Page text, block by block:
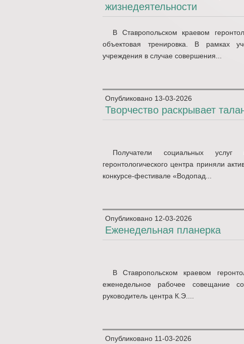
жизнедеятельности
В Ставропольском краевом
объектовая тренировка. В рамках
учреждения в случае совершения...
Опубликовано 13-03-2026
Творчество раскрывает
Получатели социальных услуг
геронтологического центра приняли
конкурсе-фестивале «Водопад...
Опубликовано 12-03-2026
Еженедельная планерка
В Ставропольском краевом
еженедельное рабочее совещание
руководитель центра К.Э....
Опубликовано 11-03-2026